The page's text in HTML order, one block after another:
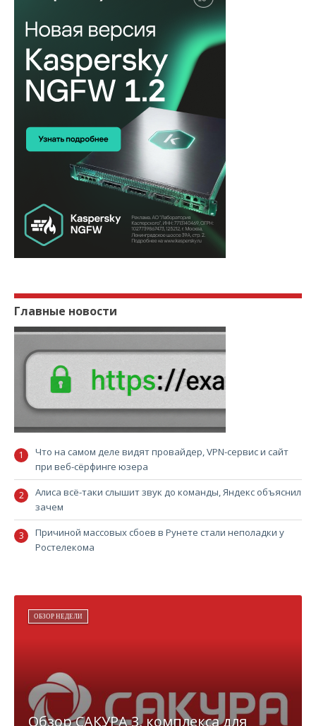
Главные новости
Что на самом деле видят провайдер, VPN-сервис и сайт
при веб-сёрфинге юзера
Алиса всё-таки слышит звук до команды, Яндекс объяснил
зачем
Причиной массовых сбоев в Рунете стали неполадки у
Ростелекома
ОБЗОР НЕДЕЛИ
Обзор САКУРА 3, комплекса для